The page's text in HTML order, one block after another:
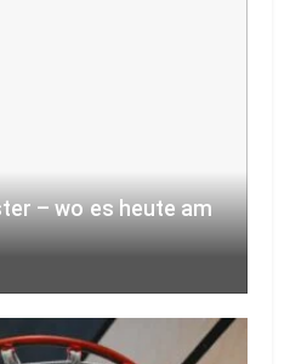
– wo es heute am